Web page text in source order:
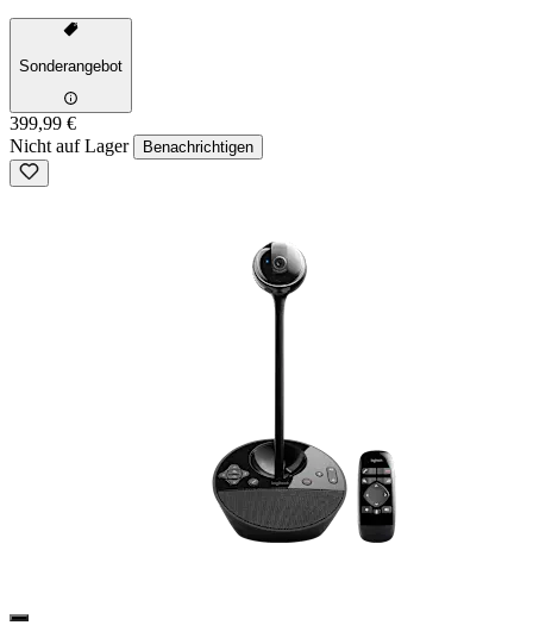
Sonderangebot
399,99 €
Nicht auf Lager
Benachrichtigen